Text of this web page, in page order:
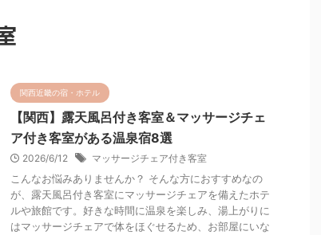
関西近畿の宿・ホテル
【関西】露天風呂付き客室＆マッサージチェ
ア付き客室がある温泉宿8選
2026/6/12 マッサージチェア付き客室
こんなお悩みありませんか？ そんな方におすすめなの
が、露天風呂付き客室にマッサージチェアを備えたホテ
ルや旅館です。好きな時間に温泉を楽しみ、湯上がりに
はマッサージチェアで体をほぐせるため、お部屋にいな